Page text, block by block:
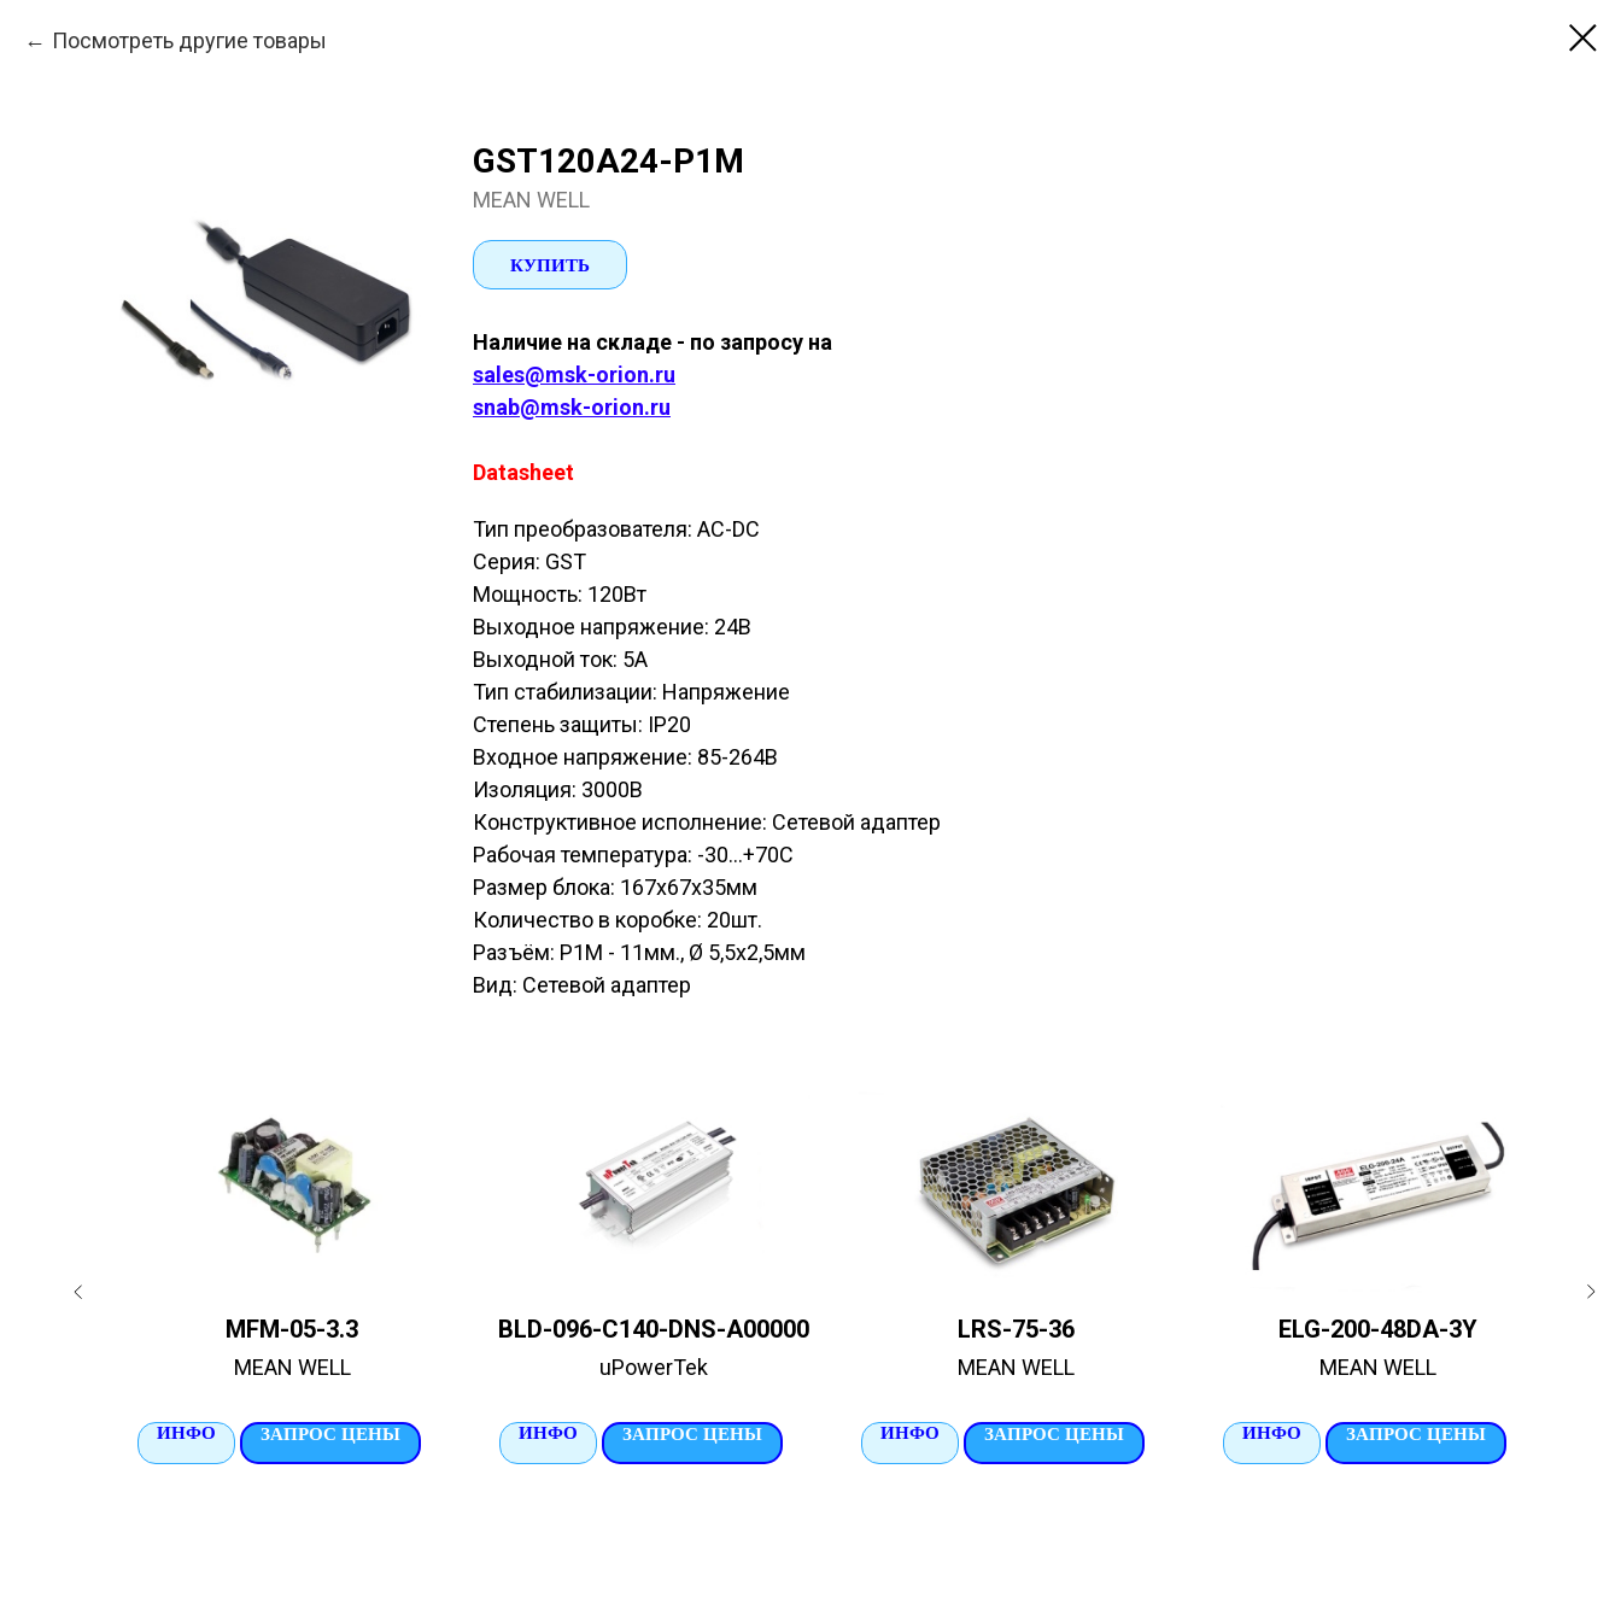
Посмотреть другие товары
GST120A24-P1M
MEAN WELL
КУПИТЬ
Наличие на складе - по запросу на
sales@msk-orion.ru
snab@msk-orion.ru
Datasheet
Тип преобразователя: AC-DC
Серия: GST
Мощность: 120Вт
Выходное напряжение: 24В
Выходной ток: 5А
Тип стабилизации: Напряжение
Степень защиты: IP20
Входное напряжение: 85-264В
Изоляция: 3000В
Конструктивное исполнение: Сетевой адаптер
Рабочая температура: -30...+70С
Размер блока: 167х67х35мм
Количество в коробке: 20шт.
Разъём: P1M - 11мм., Ø 5,5х2,5мм
Вид: Сетевой адаптер
MFM-05-3.3
MEAN WELL
ИНФО ЗАПРОС ЦЕНЫ
BLD-096-C140-DNS-A00000
uPowerTek
ИНФО ЗАПРОС ЦЕНЫ
LRS-75-36
MEAN WELL
ИНФО ЗАПРОС ЦЕНЫ
ELG-200-48DA-3Y
MEAN WELL
ИНФО ЗАПРОС ЦЕНЫ